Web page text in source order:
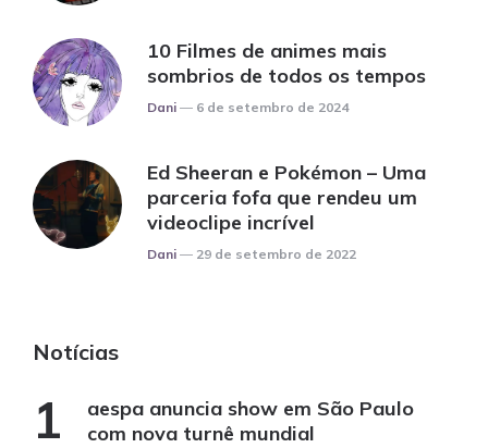
10 Filmes de animes mais
sombrios de todos os tempos
Posted
Dani 6 de setembro de 2024
Ed Sheeran e Pokémon – Uma
parceria fofa que rendeu um
videoclipe incrível
Posted
Dani 29 de setembro de 2022
Notícias
aespa anuncia show em São Paulo
com nova turnê mundial